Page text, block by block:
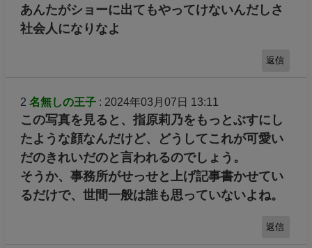
あんたがショーに出てもやってけないんだしさ
社会人になりなよ
返信
2 名無しの王子: 2024年03月07日 13:11
この写真を見ると、指原莉乃をもっとぶすにし
たような顔なんだけど、どうしてこれが可愛い
だのきれいだのと言われるのでしょう。
そうか、事務所がせっせと上げ記事書かせてい
るだけで、世間一般は誰も思っていないよね。
返信